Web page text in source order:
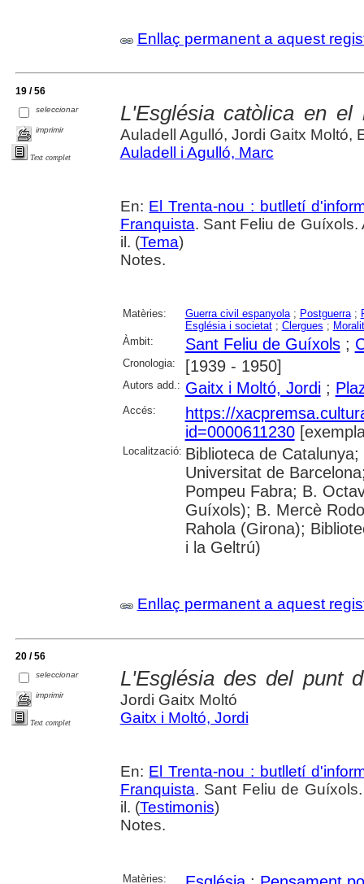
Enllaç permanent a aquest
19 / 56
seleccionar
imprimir
Text complet
L'Església catòlica en
Auladell Agulló, Jordi Gaitx Moltó,
Auladell i Agulló, Marc
En: El Trenta-nou : butlletí
Franquista. Sant Feliu de Guíxols.
il. (Tema)
Notes.
Matèries: Guerra civil espanyola; Postguerra;
Església i societat; Clergues ;
Àmbit:
Sant Feliu de Guíxols;
Cronologia: [1939 - 1950]
Autors add.: Gaitx i Moltó, Jordi;
Accés:
https://
id=0000611230
Localització: Biblioteca de
Universitat de
Pompeu Fabra; B.
Guíxols); B. Mercè
Rahola (Girona);
i la Geltrú)
Enllaç permanent a aquest
20 / 56
seleccionar
imprimir
Text complet
L'Església des del punt
Jordi Gaitx Moltó
Gaitx i Moltó, Jordi
En: El Trenta-nou : butlletí
Franquista. Sant Feliu de
il. (Testimonis)
Notes.
Matèries: